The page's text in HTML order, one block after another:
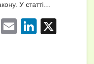
У статті…
T
E
Li